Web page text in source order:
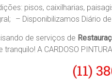
pisos, caixilharias,
– Disponibilizamos Diário de
de serviços de
tranquilo! A CARDOSO
(11)